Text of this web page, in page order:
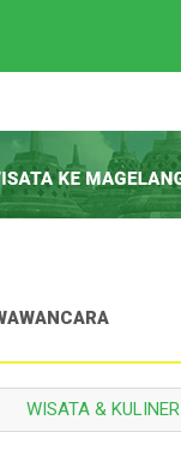
WISATA & KULINER